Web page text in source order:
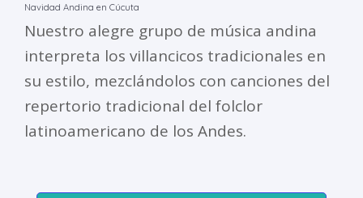
Navidad Andina en Cúcuta
Nuestro alegre grupo de música andina
interpreta los villancicos tradicionales en
su estilo, mezclándolos con canciones del
repertorio tradicional del folclor
latinoamericano de los Andes.